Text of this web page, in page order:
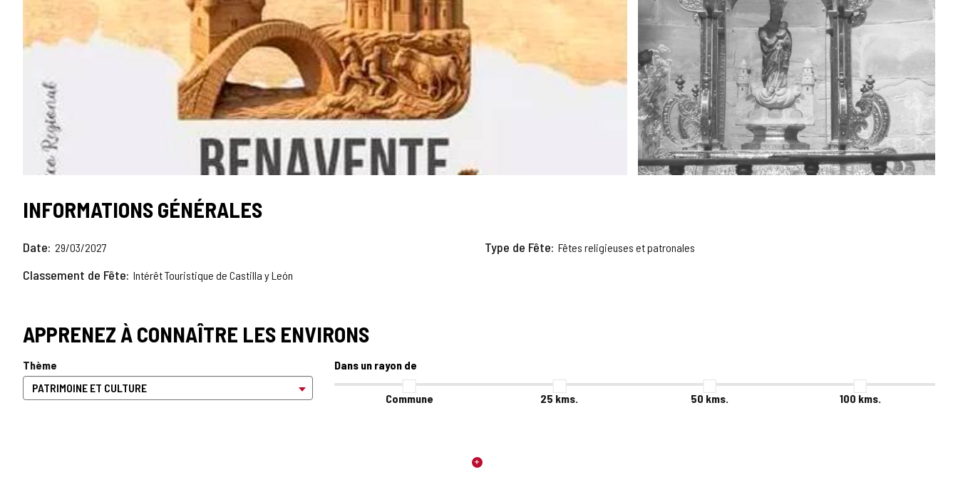
INFORMATIONS GÉNÉRALES
Date 29/03/2027
Classement de Fête Intérêt Touristique de Castilla y León
Type de Fête Fêtes religieuses et patronales
APPRENEZ À CONNAÎTRE LES ENVIRONS
Thème Dans un rayon de
Commune 25 kms. 50 kms. 100 kms.